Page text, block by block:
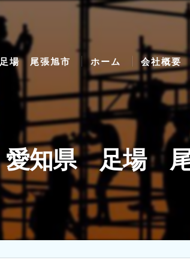
場 尾張旭市 ホーム 会社概要
愛知県 足場